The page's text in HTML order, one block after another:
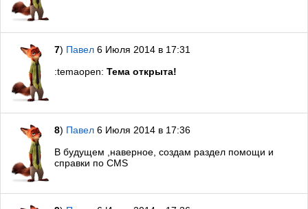
7) Павел 6 Июля 2014 в 17:31
:temaopen: Тема открыта!
8) Павел 6 Июля 2014 в 17:36
В будущем ,наверное, создам раздел помощи и
справки по CMS